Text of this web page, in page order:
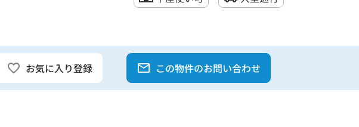
お気に入り登録 この物件のお問い合わせ